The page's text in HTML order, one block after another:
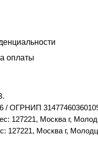
/ ОГРНИП
127221, Москва г,
127221, Москва г,
оплаты